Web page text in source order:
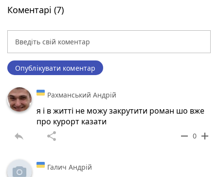
Коментарі (7)
Опублікувати коментар
Рахманський Андрій
я і в житті не можу закрутити роман шо вже
про курорт казати
reply share remove 0 add
Галич Андрій